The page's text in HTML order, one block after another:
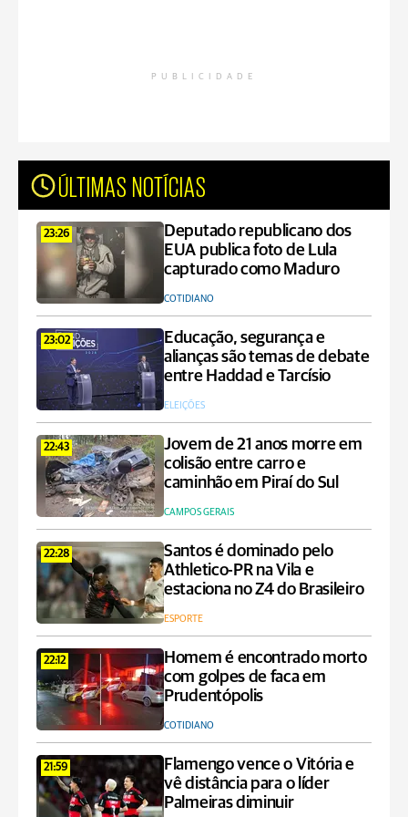
PUBLICIDADE
ÚLTIMAS NOTÍCIAS
23:26
Deputado republicano dos
EUA publica foto de Lula
capturado como Maduro
COTIDIANO
23:02
Educação, segurança e
alianças são temas de debate
entre Haddad e Tarcísio
ELEIÇÕES
22:43
Jovem de 21 anos morre em
colisão entre carro e
caminhão em Piraí do Sul
CAMPOS GERAIS
22:28
Santos é dominado pelo
Athletico-PR na Vila e
estaciona no Z4 do Brasileiro
ESPORTE
22:12
Homem é encontrado morto
com golpes de faca em
Prudentópolis
COTIDIANO
21:59
Flamengo vence o Vitória e
vê distância para o líder
Palmeiras diminuir